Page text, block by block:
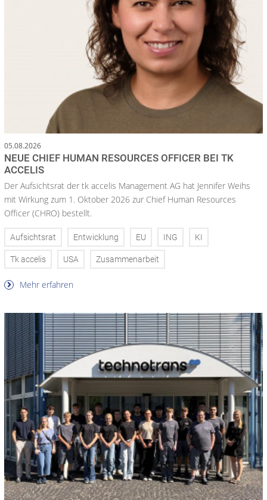
05.08.2026
NEUE CHIEF HUMAN RESOURCES OFFICER BEI TK
ACCELIS
Der Aufsichtsrat der tk accelis Management AG hat Jennifer Weihs
mit Wirkung zum 1. Oktober 2026 zur Chief Human Resources
Officer (CHRO) bestellt.
Aufsichtsrat Entwicklung EU ING KI
Tk accelis USA Zusammenarbeit
Mehr erfahren